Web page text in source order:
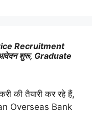
Recruitment
शुरू, Graduate
की तैयारी कर रहे हैं,
Overseas Bank